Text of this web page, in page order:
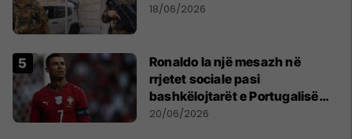
18/06/2026
Ronaldo la një mesazh në
rrjetet sociale pasi
bashkëlojtarët e Portugalisë
filluan ta bojkotonin
20/06/2026